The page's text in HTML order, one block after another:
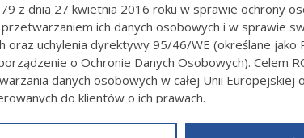
Redakcja tarnow.pl
do naszego miasta zawita kolejna edycja Tarnowskiego
studentom, absolwentom, a także uczniom szkół
lipca.
z dnia 27 kwietnia 2016 roku w sprawie ochrony
ich danych osobowych i w sprawie
oraz uchylenia dyrektywy 95/46/WE (określane jako
o Ochronie Danych Osobowych). Celem
danych osobowych w całej Unii Europejskiej
do klientów o ich prawach.
powyższym, w zakładceRODOna stroniehttps://